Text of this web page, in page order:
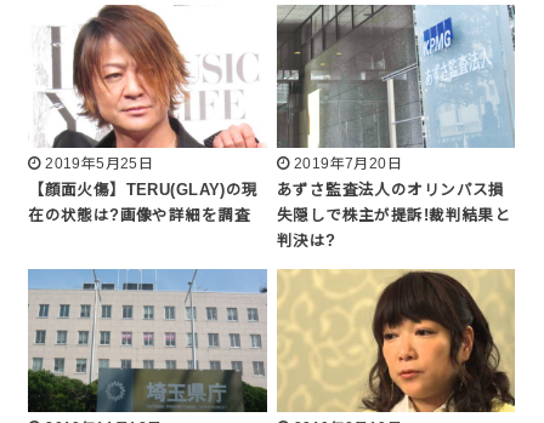
2019年5月25日
【顔面火傷】TERU(GLAY)の現
在の状態は?画像や詳細を調査
2019年7月20日
あずさ監査法人のオリンパス損
失隠しで株主が提訴!裁判結果と
判決は?